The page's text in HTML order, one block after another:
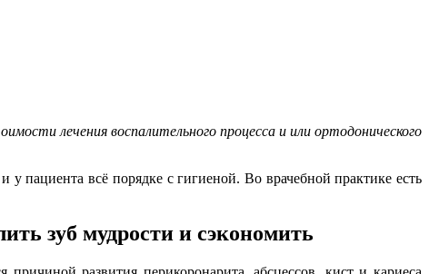
лечения воспалительного процесса и или ортодонического
пациента всё порядке с гигиеной. Во врачебной практике есть
зуб мудрости и сэкономить